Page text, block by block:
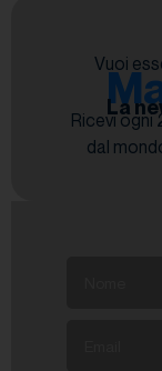
Vuoi
La
Ricevi ogni
dal